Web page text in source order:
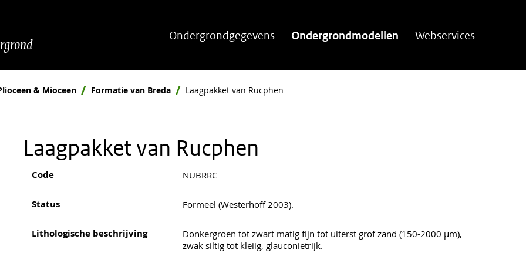
Ondergrondgegevens Ondergrondmodellen Webservices
& Mioceen Formatie van Breda Laagpakket van Rucphen
Laagpakket van Rucphen
Code NUBRRC
Status Formeel (Westerhoff 2003).
Lithologische beschrijving
Donkergroen tot zwart matig fijn tot uiterst grof zand (150-2000 µm),
zwak siltig tot kleiig, glauconietrijk.